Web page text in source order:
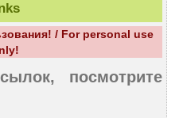
/ For personal use
посмотрите